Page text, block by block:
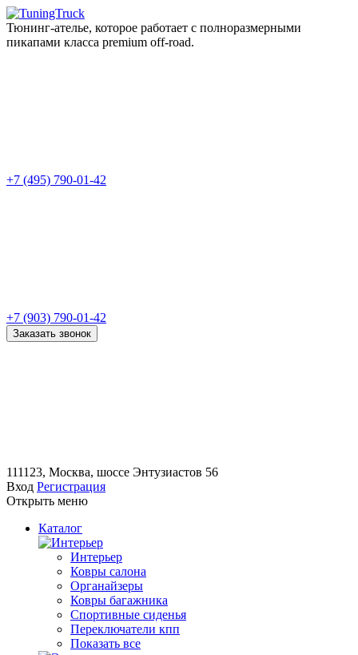
Тюнинг-ателье, которое работает с полноразмерными
пикапами класса premium off-road.
+7 (495) 790-01-42
+7 (903) 790-01-42
Заказать звонок
111123, Москва, шоссе Энтузиастов 56
Вход Регистрация
Открыть меню
Каталог
Интерьер
Ковры салона
Органайзеры
Ковры багажника
Спортивные сиденья
Переключатели кпп
Показать все